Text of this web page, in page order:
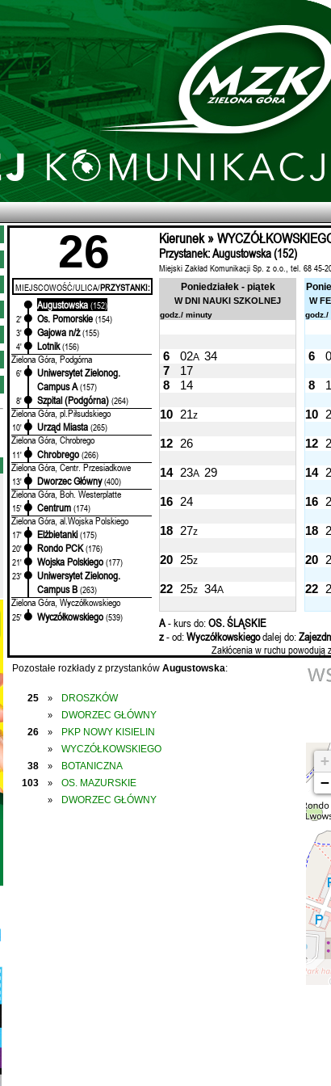
26 Kierunek »
Przystanek: Augustowska (152)
Miejski Zakład Komunikacji Sp. z o.o., tel. 68 45-
MIEJSCOWOŚĆ/ULICA/PRZYSTANKI:
Augustowska (152)
2'
Os. Pomorskie (154)
3'
Gajowa n/ż (155)
4'
Lotnik (156)
Zielona Góra, Podgórna
6'
Uniwersytet Zielonog.
Campus A (157)
8'
Szpital (Podgórna) (264)
Zielona Góra, pl.Piłsudskiego
10' Urząd Miasta (265)
Zielona Góra, Chrobrego
11' Chrobrego (266)
Zielona Góra, Centr. Przesiadkowe
13' Dworzec Główny (400)
Zielona Góra, Boh. Westerplatte
15' Centrum (174)
Zielona Góra, al.Wojska Polskiego
17' Elżbietanki (175)
20'
Rondo PCK (176)
21'
Wojska Polskiego (177)
23'
Uniwersytet Zielonog.
Campus B (263)
Zielona Góra, Wyczółkowskiego
25' Wyczółkowskiego (539)
Poniedziałek - piątek
W DNI NAUKI SZKOLNEJ W
godz./ minuty godz./
6 02A 34 6
7
17
8
14 8
10 21z 10
12 26 12
14 23A 29 14
16 24 16
18 27z 18
20 25z 20
22 25z 34A 22
A- kurs do:OS. ŚLĄSKIE
z- od:Wyczółkowskiegodalej do:
Zakłócenia w ruchu
Pozostałe rozkłady z przystanków Augustowska:
25 » DROSZKÓW
»
DWORZEC GŁÓWNY
26
» PKP NOWY KISIELIN
»
WYCZÓŁKOWSKIEGO
38
»
BOTANICZNA
103
» OS. MAZURSKIE
» DWORZEC GŁÓWNY
+
−